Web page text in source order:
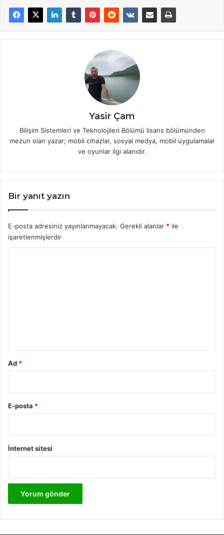
Yasir Çam
Bilişim Sistemleri ve Teknolojileri Bölümü lisans bölümünden
mezun olan yazar; mobil cihazlar, sosyal medya, mobil uygulamalar
ve oyunlar ilgi alanıdır.
Bir yanıt yazın
E-posta adresiniz yayınlanmayacak. Gerekli alanlar * ile
işaretlenmişlerdir
Ad *
E-posta *
İnternet sitesi